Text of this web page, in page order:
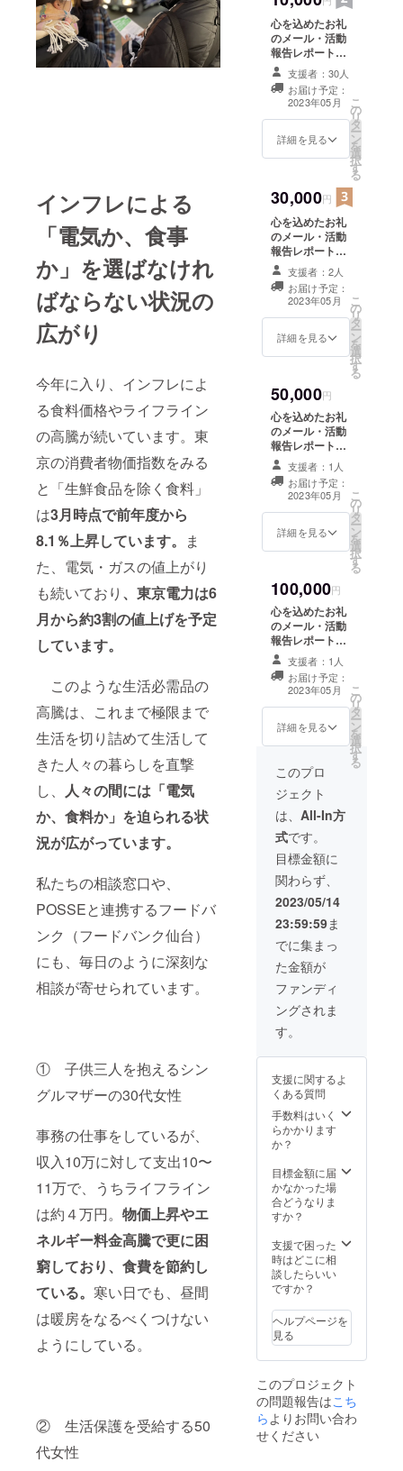
インフレによる
「電気か、食事
か」を選ばなけれ
ばならない状況の
広がり
今年に入り、インフレによ
る食料価格やライフライン
の高騰が続いています。東
京の消費者物価指数をみる
と「生鮮食品を除く食料」
は3月時点で前年度から
8.1％上昇しています。 ま
た、電気・ガスの値上がり
も続いており 、東京電力は6
月から約3割の値上げを予定
しています。
このような生活必需品の
高騰は、これまで極限まで
生活を切り詰めて生活して
きた人々の暮らしを直撃
し、 人々の間には「電気
か、食料か」を迫られる状
況が広がっています。
私たちの相談窓口や、
POSSEと連携するフードバ
ンク（フードバンク仙台）
にも、毎日のように深刻な
相談が寄せられています。
① 子供三人を抱えるシン
グルマザーの30代女性
事務の仕事をしているが、
収入10万に対して支出10〜
11万で、うちライフライン
は約４万円。 物価上昇やエ
ネルギー料金高騰で更に困
窮しており、食費を節約し
ている。 寒い日でも、昼間
は暖房をなるべくつけない
ようにしている。
② 生活保護を受給する50
代女性
心を込めたお礼
のメール・活動
報告レポートを
送らせていただ
きます。
支援者：30人
お届け予定：
2023年05月
詳細を見る
こ
の
リ
タ
ー
ン
を
選
択
す
る
30,000円
心を込めたお礼
のメール・活動
報告レポートを
送らせていただ
きます。
支援者：2人
お届け予定：
2023年05月
詳細を見る
こ
の
リ
タ
ー
ン
を
選
択
す
る
50,000円
心を込めたお礼
のメール・活動
報告レポートを
送らせていただ
きます。
支援者：1人
お届け予定：
2023年05月
詳細を見る
こ
の
リ
タ
ー
ン
を
選
択
す
る
100,000円
心を込めたお礼
のメール・活動
報告レポートを
送らせていただ
きます。
支援者：1人
お届け予定：
2023年05月
詳細を見る
こ
の
リ
タ
ー
ン
を
選
択
す
る
このプロ
ジェクト
は、 All-In方
式です。
目標金額に
関わらず、
2023/05/14
23:59:59ま
でに集まっ
た金額が
ファンディ
ングされま
す。
支援に関するよ
くある質問
手数料はいく
らかかります
か？
目標金額に届
かなかった場
合どうなりま
すか？
支援で困った
時はどこに相
談したらいい
ですか？
ヘルプページを
見る
このプロジェクト
の問題報告はこち
らよりお問い合わ
せください